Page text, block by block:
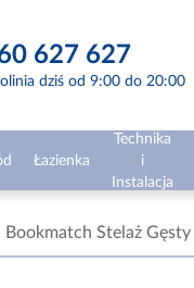
627 627
dziś od 9:00 do 20:00
Łazienka
Technika
i
Instalacja
Stelaż Gęsty